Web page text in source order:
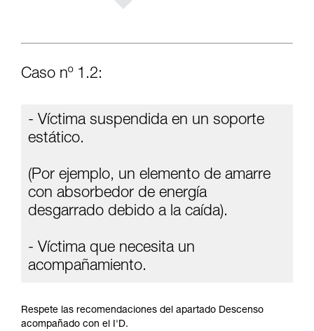
Caso nº 1.2:
- Víctima suspendida en un soporte
estático.
(Por ejemplo, un elemento de amarre
con absorbedor de energía
desgarrado debido a la caída).
- Víctima que necesita un
acompañamiento.
Respete las recomendaciones del apartado Descenso
acompañado con el I'D.